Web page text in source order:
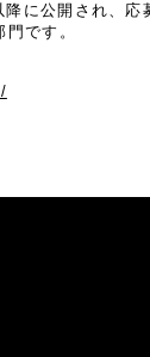
に公開され、
です。